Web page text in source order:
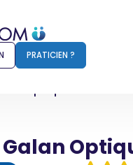
ça marche ?
PRATICIEN ?
Optique
Galan